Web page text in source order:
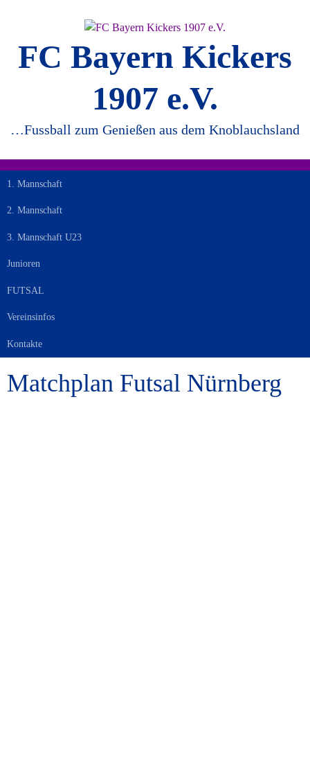
FC Bayern Kickers
1907 e.V.
…Fussball zum Genießen aus dem Knoblauchsland
1. Mannschaft
2. Mannschaft
3. Mannschaft U23
Junioren
FUTSAL
Vereinsinfos
Kontakte
Matchplan Futsal Nürnberg